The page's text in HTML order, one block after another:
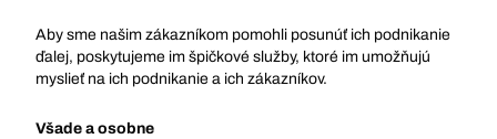
Aby sme našim zákazníkom pomohli posunúť ich podnikanie
ďalej, poskytujeme im špičkové služby, ktoré im umožňujú
myslieť na ich podnikanie a ich zákazníkov.
Všade a osobne